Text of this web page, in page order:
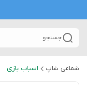
جستجو
شماعی شاپ اسباب بازی